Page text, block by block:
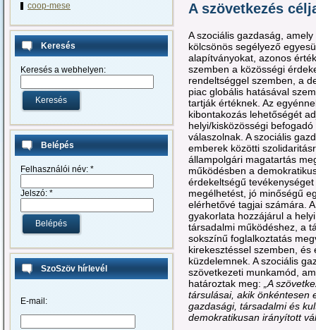
coop-mese
Keresés
Keresés a webhelyen:
Belépés
Felhasználói név: *
Jelszó: *
SzoSzöv hírlevél
E-mail:
A szövetkezés
A szociális gazdaság,
kölcsönös segélyező
alapítványokat, azonos
szemben a közösségi
rendeltséggel szemben, a
piac globális hatásával
tartják értéknek. Az
kibontakozás lehetőségét
helyi/kisközösségi
válaszolnak. A szociális
emberek közötti
állampolgári magatartás
működésben a
érdekeltségű
megélhetést, jó minőségű
elérhetővé tagjai számára.
gyakorlata hozzájárul a
társadalmi működéshez, a
sokszínű foglalkoztatás
kirekesztéssel szemben,
küzdelemnek. A szociális
szövetkezeti munkamód,
határoztak meg: „A
társulásai, akik önkéntesen
gazdasági, társadalmi és
demokratikusan irányított